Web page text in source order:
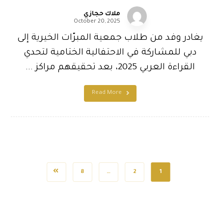
ملاك حجازي
October 20, 2025
يغادر وفد من طلاب جمعية المبرّات الخيرية إلى
دبي للمشاركة في الاحتفالية الختامية لتحدي
القراءة العربي 2025، بعد تحقيقهم مراكز ...
Read More
1
2
…
8